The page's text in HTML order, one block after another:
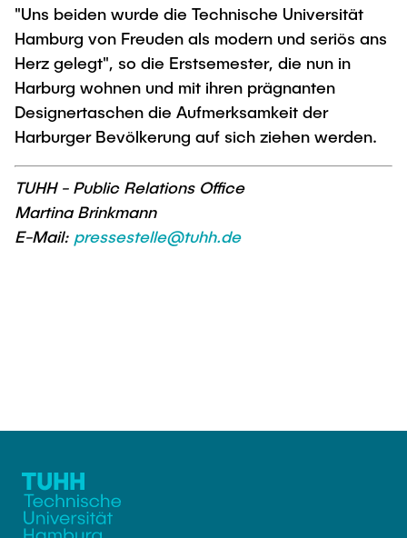
"Uns beiden wurde die Technische Universität
Hamburg von Freuden als modern und seriös ans
Herz gelegt", so die Erstsemester, die nun in
Harburg wohnen und mit ihren prägnanten
Designertaschen die Aufmerksamkeit der
Harburger Bevölkerung auf sich ziehen werden.
TUHH - Public Relations Office
Martina Brinkmann
E-Mail: pressestelle@tuhh.de